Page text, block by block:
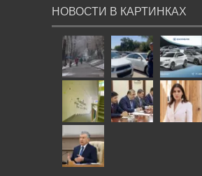
НОВОСТИ В КАРТИНКАХ